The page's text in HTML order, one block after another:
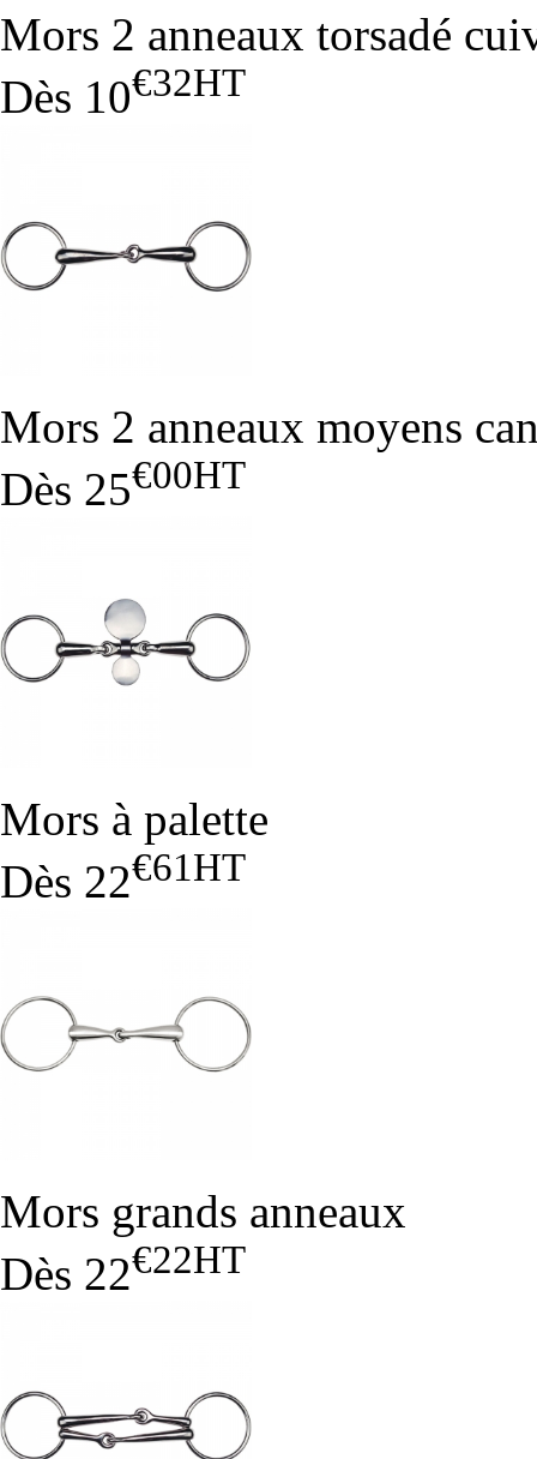
Mors 2 anneaux torsadé
Dès 10€32HT
Mors 2 anneaux moyens
Dès 25€00HT
Mors à palette
Dès 22€61HT
Mors grands anneaux
Dès 22€22HT